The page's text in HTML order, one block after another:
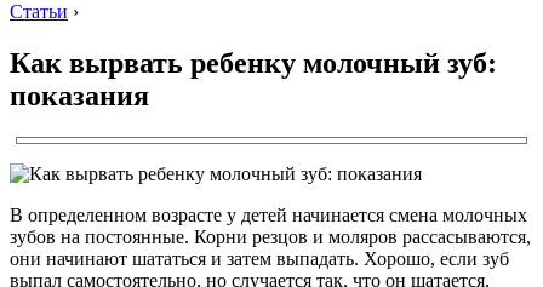
Статьи ›
Как вырвать ребенку молочный зуб:
показания
В определенном возрасте у детей начинается смена молочных
зубов на постоянные. Корни резцов и моляров рассасываются,
они начинают шататься и затем выпадать. Хорошо, если зуб
выпал самостоятельно, но случается так, что он шатается,